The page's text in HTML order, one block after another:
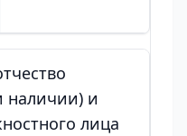
наличии) и
лица